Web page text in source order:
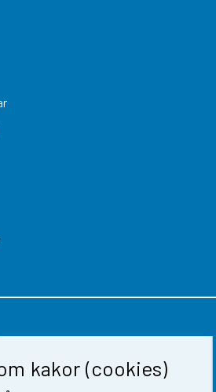
kakor (cookies)